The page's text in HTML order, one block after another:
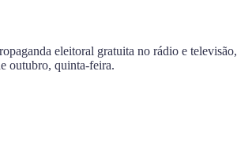
eleitoral gratuita no rádio e televisão,
outubro, quinta-feira.